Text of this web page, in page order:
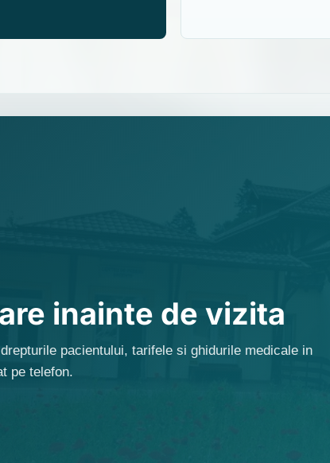
inainte de vizita
pacientului, tarifele si ghidurile medicale in
pe telefon.